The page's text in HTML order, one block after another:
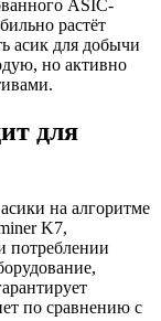
ASIC-
растёт
асик для добычи
но активно
для
на алгоритме
K7,
потреблении
по сравнению с